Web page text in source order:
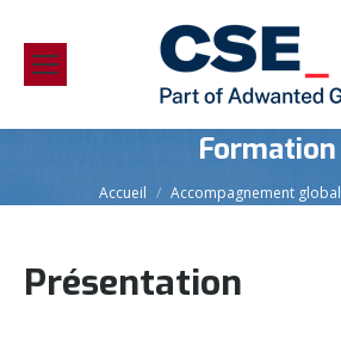
Formation
Vous êtes ici :
Accueil Accompagnement global
Présentation